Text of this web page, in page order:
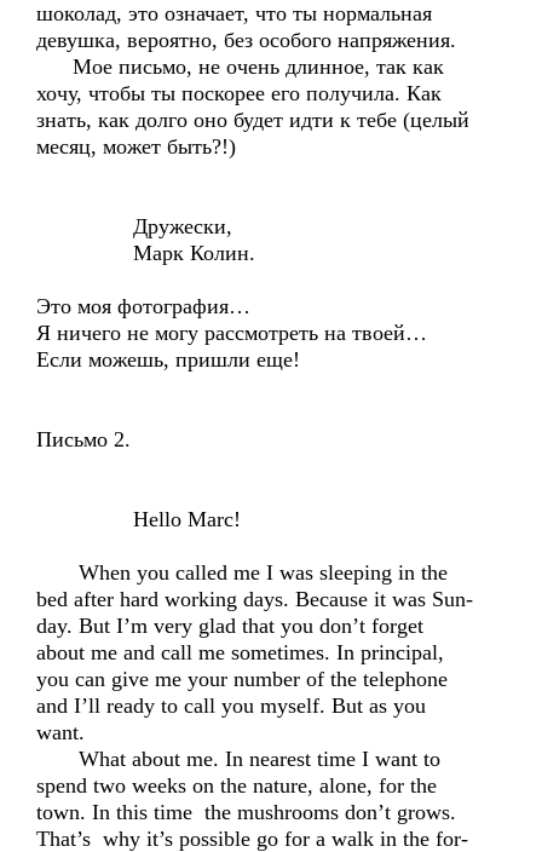
шоколад, это означает, что ты нормальная
девушка, вероятно, без особого напряжения.
Мое письмо, не очень длинное, так как
хочу, чтобы ты поскорее его получила. Как
знать, как долго оно будет идти к тебе (целый
месяц, может быть?!)
Дружески,
Марк Колин.
Это моя фотография…
Я ничего не могу рассмотреть на твоей…
Если можешь, пришли еще!
Письмо 2.
Hello Marc!
When you called me I was sleeping in the
bed after hard working days. Because it was Sun-
day. But I’m very glad that you don’t forget
about me and call me sometimes. In principal,
you can give me your number of the telephone
and I’ll ready to call you myself. But as you
want.
What about me. In nearest time I want to
spend two weeks on the nature, alone, for the
town. In this time the mushrooms don’t grows.
That’s why it’s possible go for a walk in the for-